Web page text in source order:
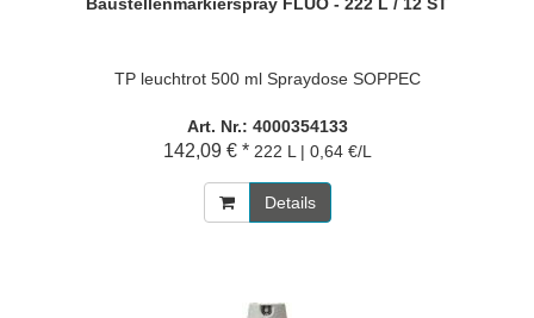
TP leuchtrot 500 ml Spraydose SOPPEC
Art. Nr.: 4000354133
142,09 € * 222 L | 0,64 €/L
Details